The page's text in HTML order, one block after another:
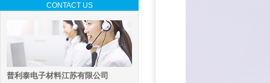
CONTACT US
普利泰电子材料江苏有限公司